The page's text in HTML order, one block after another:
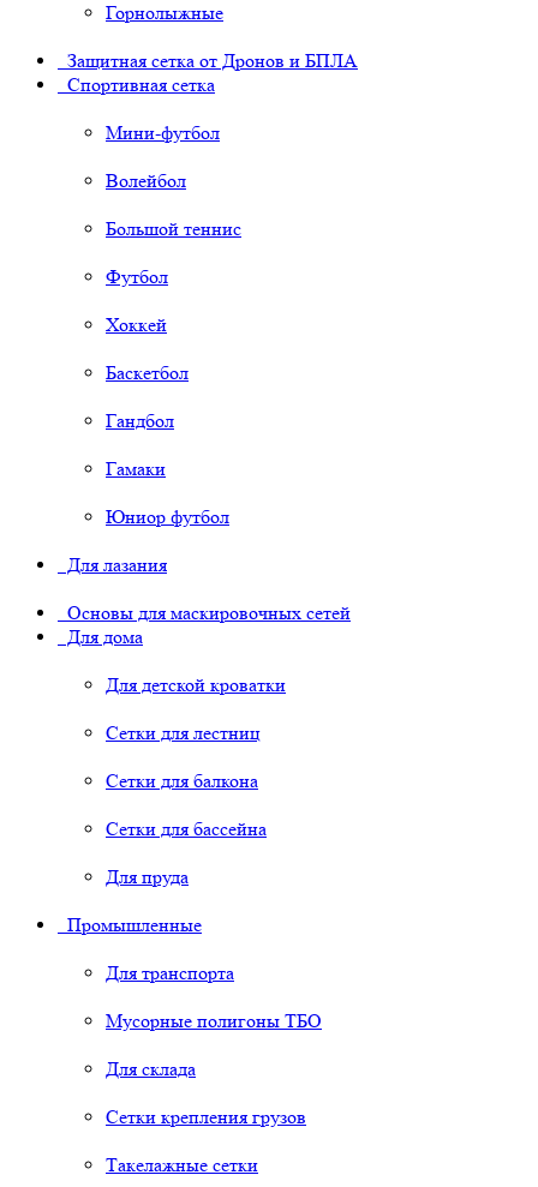
Горнолыжные
Защитная сетка от Дронов и БПЛА
Спортивная сетка
Мини-футбол
Волейбол
Большой теннис
Футбол
Хоккей
Баскетбол
Гандбол
Гамаки
Юниор футбол
Для лазания
Основы для маскировочных сетей
Для дома
Для детской кроватки
Сетки для лестниц
Сетки для балкона
Сетки для бассейна
Для пруда
Промышленные
Для транспорта
Мусорные полигоны ТБО
Для склада
Сетки крепления грузов
Такелажные сетки